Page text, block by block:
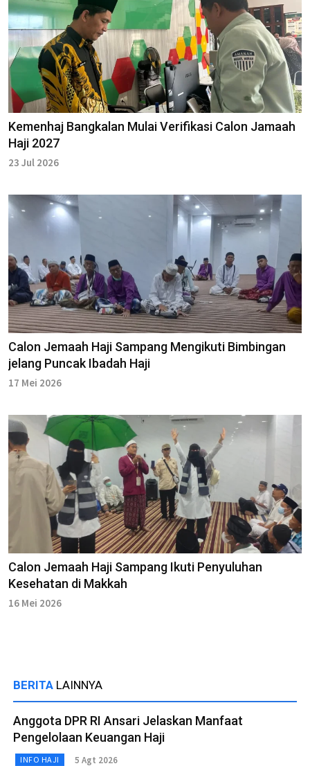
Kemenhaj Bangkalan Mulai Verifikasi Calon Jamaah
Haji 2027
23 Jul 2026
Calon Jemaah Haji Sampang Mengikuti Bimbingan
jelang Puncak Ibadah Haji
17 Mei 2026
Calon Jemaah Haji Sampang Ikuti Penyuluhan
Kesehatan di Makkah
16 Mei 2026
BERITA LAINNYA
Anggota DPR RI Ansari Jelaskan Manfaat
Pengelolaan Keuangan Haji
INFO HAJI 5 Agt 2026